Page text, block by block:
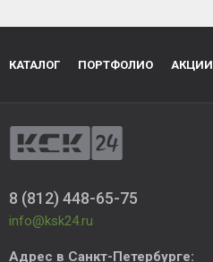
КАТАЛОГ ПОРТФОЛИО АКЦИИ
8 (812) 448-65-75
info@ksk24.ru
Адрес в Санкт-Петербурге: